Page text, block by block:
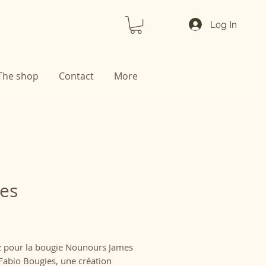
Log In
shop Contact More
pour la bougie Nounours James
Bougies, une création